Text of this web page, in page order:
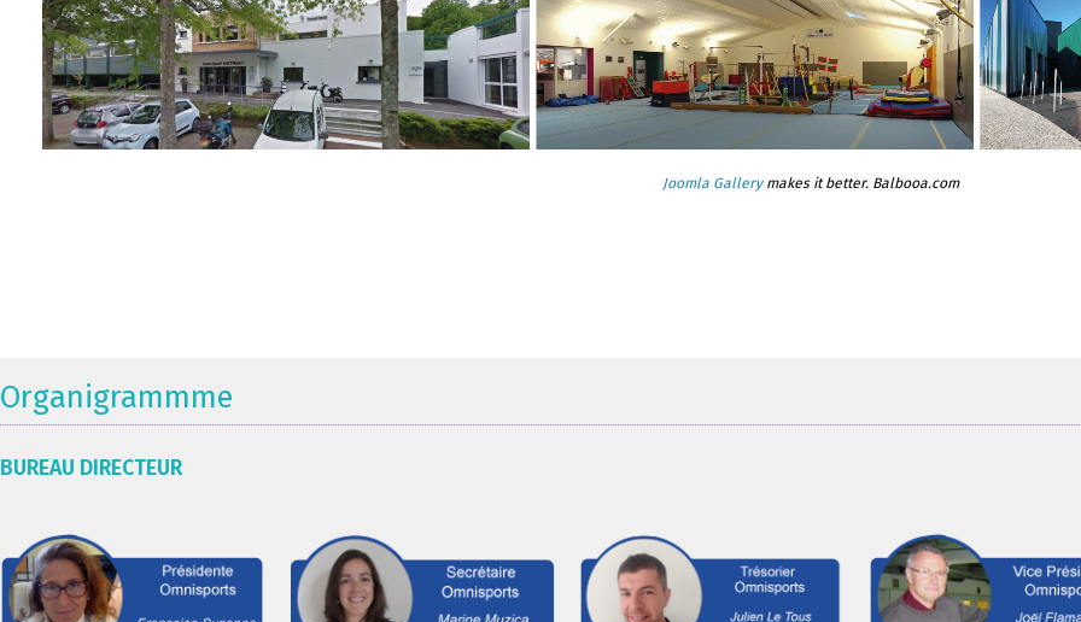
Joomla Gallerymakes it better. Balbooa.com
Organigrammme
BUREAU DIRECTEUR